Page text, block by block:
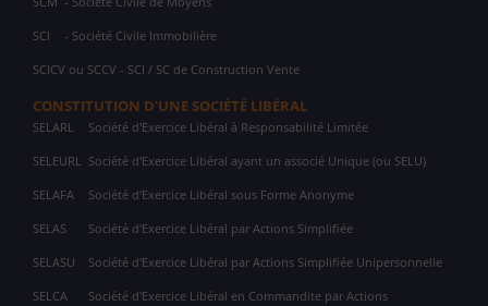
SCI - Société Civile Immobilière
SCICV ou SCCV - SCI / SC de Construction Vente
CONSTITUTION D'UNE SOCIÉTÉ LIBÉRAL
SELARL Société d'Exercice Libéral à Responsabilité Limitée
SELEURL Société d'Exercice Libéral ayant un associé Unique (ou SELU)
SELAFA Société d'Exercice Libéral sous Forme Anonyme
SELAS Société d'Exercice Libéral par Actions Simplifiée
SELASU Société d'Exercice Libéral par Actions Simplifiée Unipersonnelle
SELCA Société d'Exercice Libéral en Commandite par Actions